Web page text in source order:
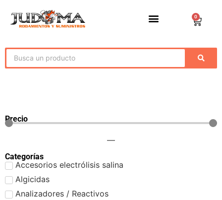
0
Precio
—
Categorías
Accesorios electrólisis salina
Algicidas
Analizadores / Reactivos